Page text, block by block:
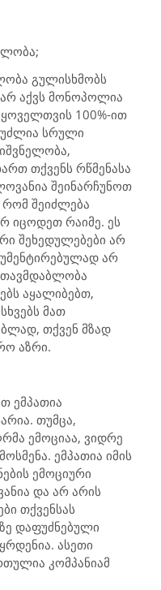
გულისხმობს
არ აქვს მონოპოლია
ყოველთვის 100%-ით
სრული
თქვენს რწმენასა
შეინარჩუნოთ
შეიძლება
იცოდეთ რაიმე. ეს
შეხედულებები არ
არ
აყალიბებთ,
მათ
თქვენ მზად
აზრი.
ემპათია
თუმცა,
ემოციაა, ვიდრე
ემპათია იმის
ემოციური
და არ არის
თქვენსას
დაფუძნებული
ასეთი
კომპანიამ